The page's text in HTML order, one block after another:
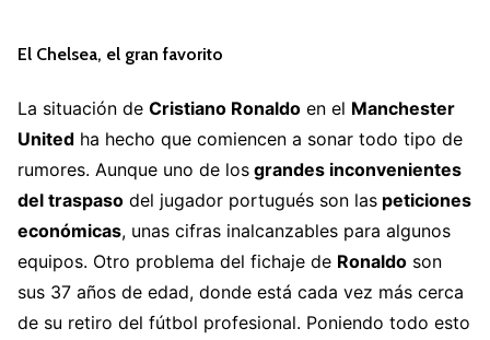
El Chelsea, el gran favorito
La situación de Cristiano Ronaldo en el Manchester
United ha hecho que comiencen a sonar todo tipo de
rumores. Aunque uno de los grandes inconvenientes
del traspaso del jugador portugués son las peticiones
económicas, unas cifras inalcanzables para algunos
equipos. Otro problema del fichaje de Ronaldo son
sus 37 años de edad, donde está cada vez más cerca
de su retiro del fútbol profesional. Poniendo todo esto